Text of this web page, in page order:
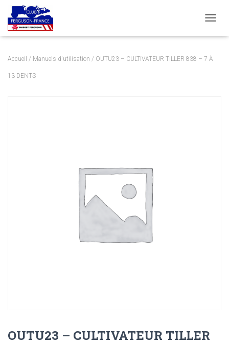
Accueil / Manuels d'utilisation / OUTU23 – CULTIVATEUR TILLER 838 – 7 À
13 DENTS
OUTU23 – CULTIVATEUR TILLER